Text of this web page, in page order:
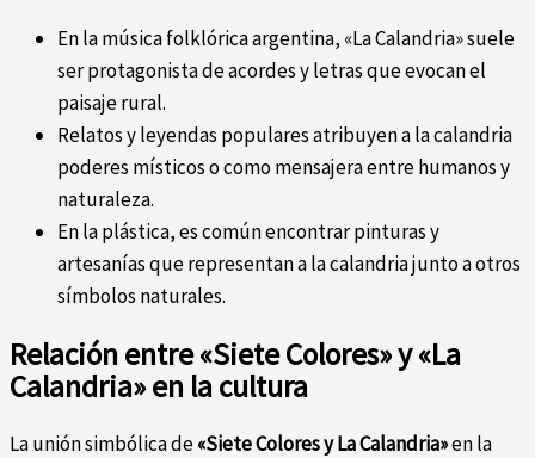
En la música folklórica argentina, «La Calandria» suele
ser protagonista de acordes y letras que evocan el
paisaje rural.
Relatos y leyendas populares atribuyen a la calandria
poderes místicos o como mensajera entre humanos y
naturaleza.
En la plástica, es común encontrar pinturas y
artesanías que representan a la calandria junto a otros
símbolos naturales.
Relación entre «Siete Colores» y «La
Calandria» en la cultura
La unión simbólica de«Siete Colores y La Calandria»en la